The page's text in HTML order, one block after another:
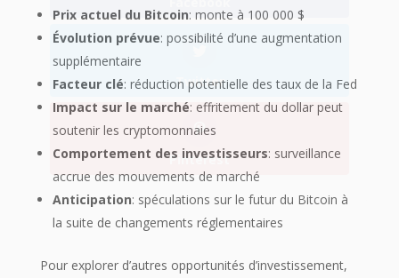
Prix actuel du Bitcoin: monte à 100 000 $
Évolution prévue: possibilité d’une augmentation
supplémentaire
Facteur clé: réduction potentielle des taux de la Fed
Impact sur le marché: effritement du dollar peut
soutenir les cryptomonnaies
Comportement des investisseurs: surveillance
accrue des mouvements de marché
Anticipation: spéculations sur le futur du Bitcoin à
la suite de changements réglementaires
Pour explorer d’autres opportunités d’investissement,